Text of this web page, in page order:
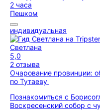
2 часа
Пешком
индивидуальная
Светлана
5,0
2 отзыва
Очарование провинции:
по Тутаеву
Познакомиться с
Воскресенский собор с